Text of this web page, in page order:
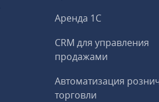
Аренда 1С
CRM для управления
продажами
Автоматизация
торговли